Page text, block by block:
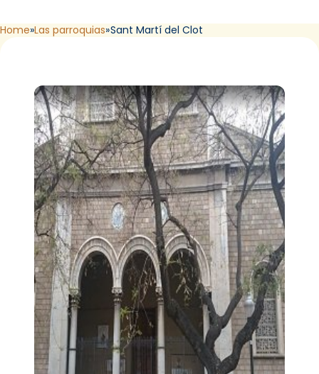
Home Las parroquias Sant Martí del Clot